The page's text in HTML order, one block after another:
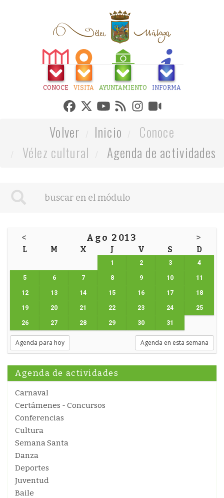
CONOCE VISITA AYUNTAMIENTO INFORMA
Volver Inicio
Conoce
Vélez cultural
Agenda de actividades
< Ago 2013 >
L M X J V S D
1 2 3 4
5 6 7 8 9 10 11
12 13 14 15 16 17 18
19 20 21 22 23 24 25
26 27 28 29 30 31
Agenda para hoy Agenda en esta semana
Agenda de actividades
Carnaval
Certámenes - Concursos
Conferencias
Cultura
Semana Santa
Danza
Deportes
Juventud
Baile